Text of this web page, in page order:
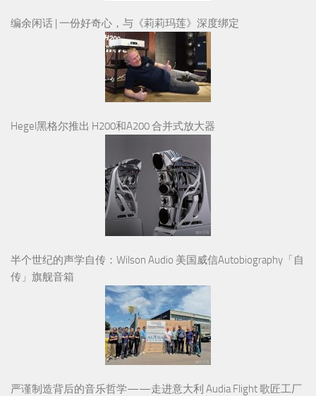
编余闲话 | 一份好奇心，与《莉莉玛莲》深度绑定
Hegel黑格尔推出 H200和A200 合并式放大器
半个世纪的声学自传：Wilson Audio 美国威信Autobiography「自
传」旗舰音箱
严谨制造背后的音乐哲学——走进意大利 Audia Flight 歌匠工厂